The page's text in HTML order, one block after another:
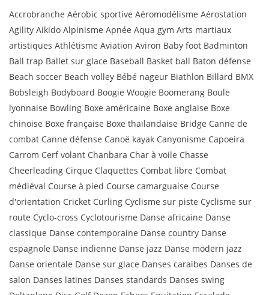
Accrobranche Aérobic sportive Aéromodélisme Aérostation
Agility Aikido Alpinisme Apnée Aqua gym Arts martiaux
artistiques Athlétisme Aviation Aviron Baby foot Badminton
Ball trap Ballet sur glace Baseball Basket ball Baton défense
Beach soccer Beach volley Bébé nageur Biathlon Billard BMX
Bobsleigh Bodyboard Boogie Woogie Boomerang Boule
lyonnaise Bowling Boxe américaine Boxe anglaise Boxe
chinoise Boxe française Boxe thaïlandaise Bridge Canne de
combat Canne défense Canoë kayak Canyonisme Capoeira
Carrom Cerf volant Chanbara Char à voile Chasse
Cheerleading Cirque Claquettes Combat libre Combat
médiéval Course à pied Course camarguaise Course
d'orientation Cricket Curling Cyclisme sur piste Cyclisme sur
route Cyclo-cross Cyclotourisme Danse africaine Danse
classique Danse contemporaine Danse country Danse
espagnole Danse indienne Danse jazz Danse modern jazz
Danse orientale Danse sur glace Danses caraïbes Danses de
salon Danses latines Danses standards Danses swing